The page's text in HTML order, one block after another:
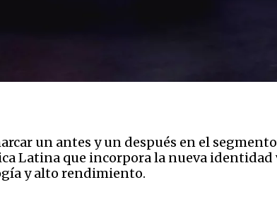
un antes y un después en el segmento
Latina que incorpora la nueva identidad
y alto rendimiento.